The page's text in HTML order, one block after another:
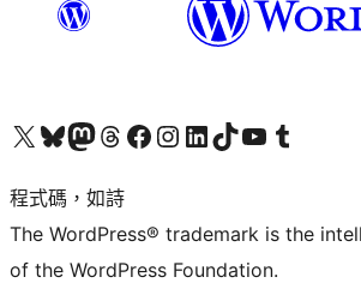
查看我們的 X (之前的 Twitter) 帳號造訪我們的 Bluesky 帳號造訪我們的 Mastodon 帳號造訪我們的 Threads 帳號 造訪我們的 Facebook 粉絲專頁Visit our Instagram account
Visit our LinkedIn account
造訪我們的 TikTok 帳號Visit our YouTube channel
造訪我們的 Tumblr 帳號
程式碼，如詩
The WordPress® trademark is the
of the WordPress Foundation.